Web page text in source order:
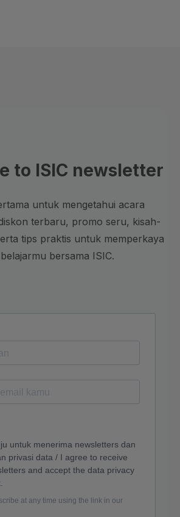
to ISIC newsletter
untuk mengetahui acara
terbaru, promo seru, kisah-
tips praktis untuk memperkaya
bersama ISIC.